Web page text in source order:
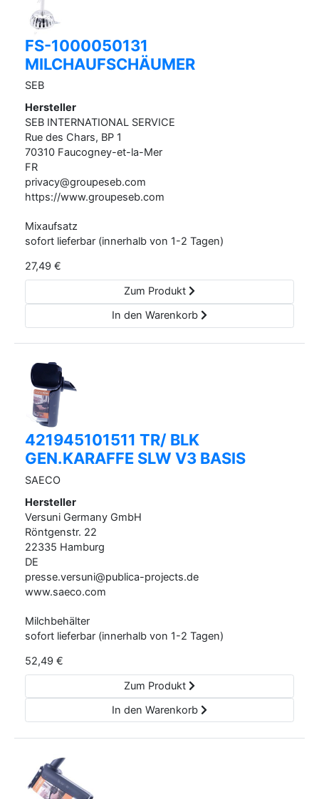
FS-1000050131
MILCHAUFSCHÄUMER
SEB
Hersteller
SEB INTERNATIONAL SERVICE
Rue des Chars, BP 1
70310 Faucogney-et-la-Mer
FR
privacy@groupeseb.com
https://www.groupeseb.com
Mixaufsatz
sofort lieferbar (innerhalb von 1-2 Tagen)
27,49 €
Zum Produkt
In den Warenkorb
421945101511 TR/ BLK
GEN.KARAFFE SLW V3 BASIS
SAECO
Hersteller
Versuni Germany GmbH
Röntgenstr. 22
22335 Hamburg
DE
presse.versuni@publica-projects.de
www.saeco.com
Milchbehälter
sofort lieferbar (innerhalb von 1-2 Tagen)
52,49 €
Zum Produkt
In den Warenkorb